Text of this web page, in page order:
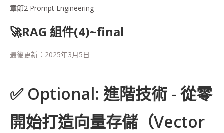
升營運效率的關鍵技術。本次特訓營專注於 AI
Agent 開發，迅速帶您掌握從 LLM 到自動化
Agent 的完整技術，幫助企業打造真正能解決實際
問題的智能應用。我們將以開發智能業務助理為核
自動數據分析、多輪對話處理、任務規劃執行等企
等。 完課後，期許您將具備開發企業級 AI Agent
的實戰能力，能為企業打造真正智能化的數位勞動
力，創造顯著的商業價值。 搶先一步掌握 AI
Agent 技術，為企業開創智能化新紀元！ 數位轉型
浪潮下，AI 應用開發人才已成為企業最急需的關鍵
people_alt
會員 36 課程介紹
章節2 Prompt Engineering
🚀RAG 組件(4)~final
最後更新： 2025年3月5日
✅ Optional: 進階技術 - 從零
開始打造向量存儲（Vector